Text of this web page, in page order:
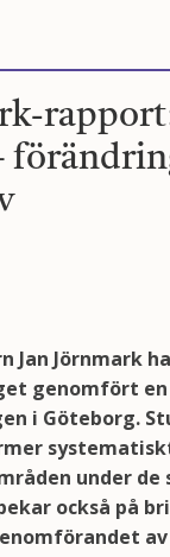
Jan Jörnmark
genomfört
i Göteborg.
under de
också på